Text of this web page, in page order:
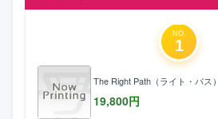
NO.
1
The Right Path（ライト・パス）
19,800円